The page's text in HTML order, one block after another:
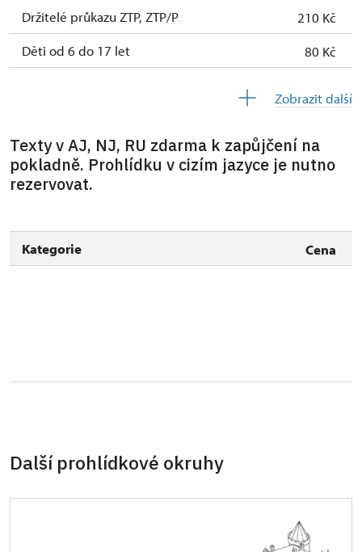
Držitelé průkazu ZTP, ZTP/P
210 Kč
Děti od 6 do 17 let
80 Kč
Pedagogický dozor (pro školní skupiny 1
osoba na 10 dětí)
zdarma
Karta zaměstnance s QR kódem MK ČR *
zdarma
průkazu)
Zobrazit další
Texty v AJ, NJ, RU zdarma k zapůjčení na
pokladně. Prohlídku v cizím jazyce je nutno
rezervovat.
Kategorie Cena
Další prohlídkové okruhy